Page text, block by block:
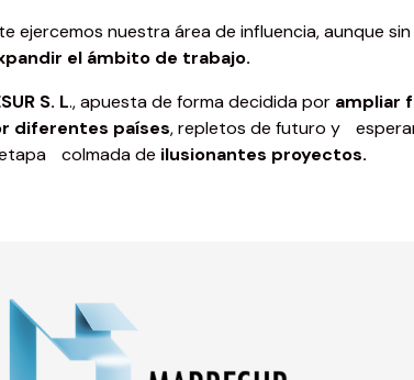
ejercemos nuestra área de influencia, aunque
el ámbito de trabajo.
S. L., apuesta de forma decidida por ampliar
diferentes países, repletos de futuro y
etapa colmada de ilusionantes proyectos.